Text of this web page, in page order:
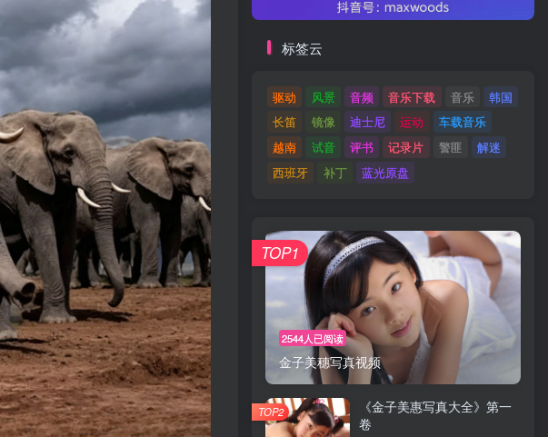
标签云
驱动 风景 音频 音乐下载 音乐
韩国
长笛
镜像 迪士尼 运动
车载音乐
越南
试音 评书 记录片 警匪
解迷
西班牙
补丁 蓝光原盘
2544人已阅读
金子美穗写真视频
TOP1
《金子美惠写真大全》第一
卷
TOP2